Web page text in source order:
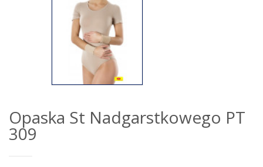
Opaska St Nadgarstkowego PT
309